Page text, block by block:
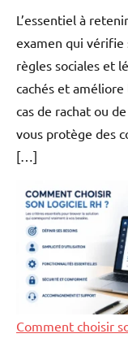
L’essentiel à
examen qui
règles sociales et
cachés et
cas de rachat ou
vous protège des
[…]
Comment choisir